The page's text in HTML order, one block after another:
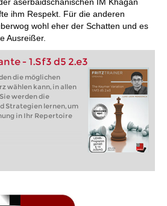
ihm Respekt. Für die anderen
wohl eher der Schatten und es
Ausreißer.
- 1.Sf3 d5 2.e3
die möglichen
wählen kann, in allen
werden die
Strategien lernen, um
in Ihr Repertoire